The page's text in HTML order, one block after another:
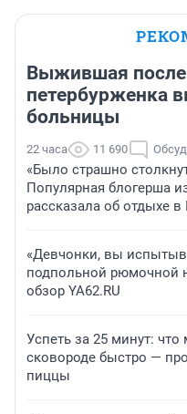
Выжившая после
петербурженка
больницы
22 часа 11 690
«Было страшно
Популярная блогерша
рассказала об отдыхе в
«Девчонки, вы
подпольной рюмочной
обзор YA62.RU
Успеть за 25 минут:
сковороде быстро —
пиццы